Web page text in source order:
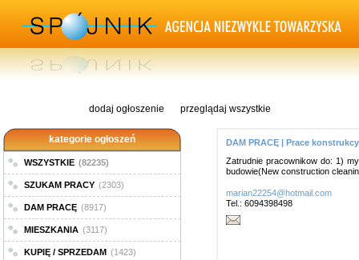
dodaj ogłoszenie przeglądaj wszystkie
kategorie ogłoszeń
WSZYSTKIE (82235)
SZUKAM PRACY (2303)
DAM PRACĘ (8917)
MIESZKANIA (3117)
KUPIĘ / SPRZEDAM (1423)
DAM PRACĘ | Prace
Zatrudnie pracownikow do: 1)
budowie(New construction
marian22254@hotmail.com
Tel.: 6094398498